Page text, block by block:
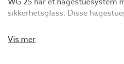
sikkerhetsglass. Disse
sommermånedene. Partiene
moderne formspråk. Her får du
Vis mer